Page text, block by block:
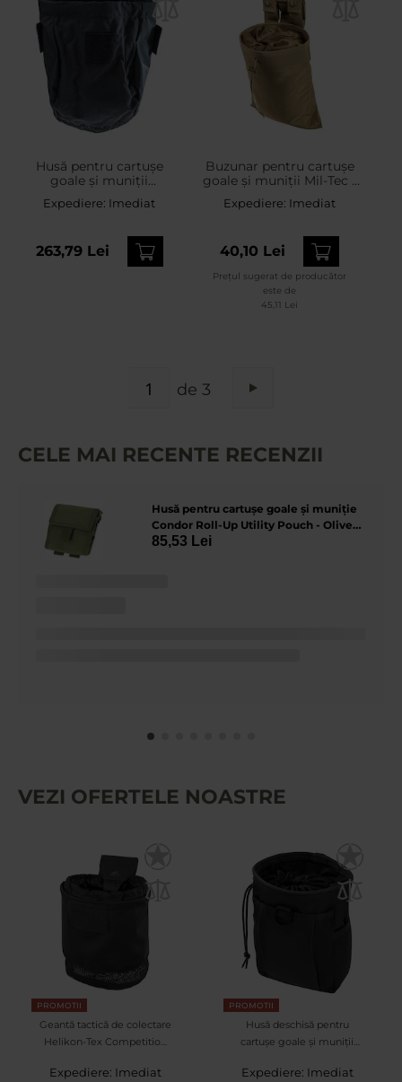
Husă pentru cartușe
goale și muniții
Lindnerhof Dump Pouch
Small MX463 - Black
Expediere: Imediat
263,79 Lei
Buzunar pentru cartușe
goale și muniții Mil-Tec -
Coyote Brown
Expediere: Imediat
40,10 Lei
Prețul sugerat de producător
este de
45,11 Lei
de 3
CELE MAI RECENTE RECENZII
Husă pentru cartușe goale și muniție
Condor Roll-Up Utility Pouch - Olive
Drab
85,53 Lei
VEZI OFERTELE NOASTRE
PROMOTII
Geantă tactică de colectare
Helikon-Tex Competition
Expediere: Imediat
PROMOTII
Husă deschisă pentru
cartușe goale și muniții
Expediere: Imediat